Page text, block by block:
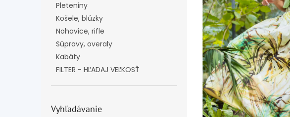
Pleteniny
Košele, blúzky
Nohavice, rifle
Súpravy, overaly
Kabáty
FILTER - HĽADAJ VEĽKOSŤ
Vyhľadávanie